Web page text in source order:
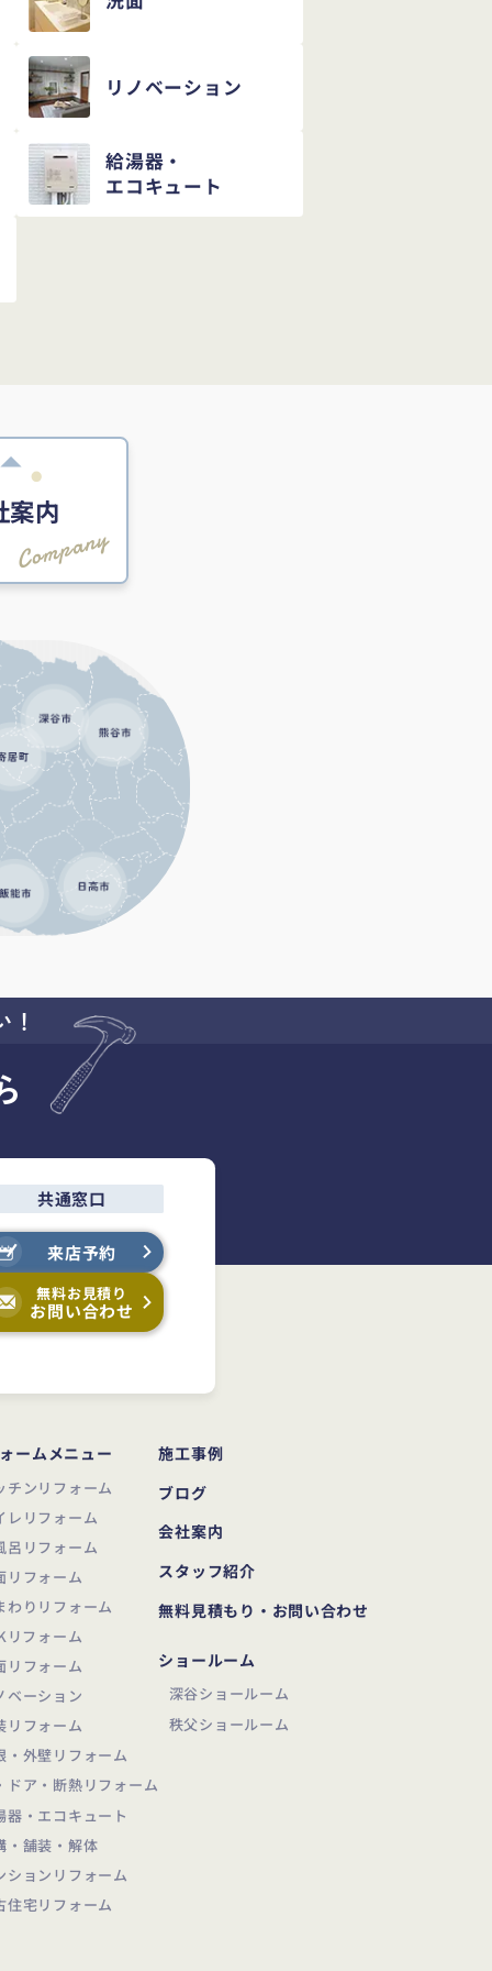
リノベーション
給湯器・
エコキュート
案内
Company
共通窓口
来店予約
無料お見積り
お問い合わせ
ームメニュー
チンリフォーム
レリフォーム
呂リフォーム
リフォーム
わりリフォーム
リフォーム
リフォーム
ベーション
リフォーム
・外壁リフォーム
ドア・断熱リフォーム
器・エコキュート
・舗装・解体
ションリフォーム
住宅リフォーム
施工事例
ブログ
会社案内
スタッフ紹介
無料見積もり・お問い合わせ
ショールーム
深谷ショールーム
秩父ショールーム